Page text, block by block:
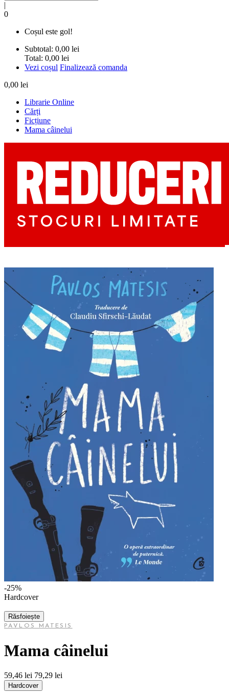
|
0
Coșul este gol!
Subtotal: 0,00 lei
Total: 0,00 lei
Vezi coșul Finalizează comanda
0,00 lei
Librarie Online
Cărți
Ficțiune
Mama câinelui
-25%
Hardcover
Răsfoiește
PAVLOS MATESIS
Mama câinelui
59,46 lei 79,29 lei
Hardcover